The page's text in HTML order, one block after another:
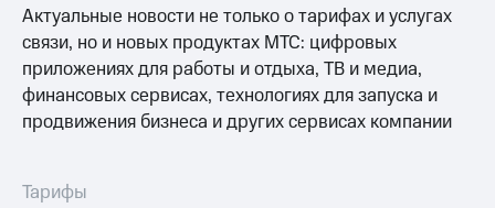
для дома
Спутниковое
ТВ
Семейная
Скидка
на тарифы,
Актуальные новости не только о тарифах и услугах
связи, но и новых продуктах МТС: цифровых
приложениях для работы и отдыха, ТВ и медиа,
финансовых сервисах, технологиях для запуска и
продвижения бизнеса и других сервисах компании
Тарифы